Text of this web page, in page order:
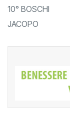
10° BOSCHI
JACOPO